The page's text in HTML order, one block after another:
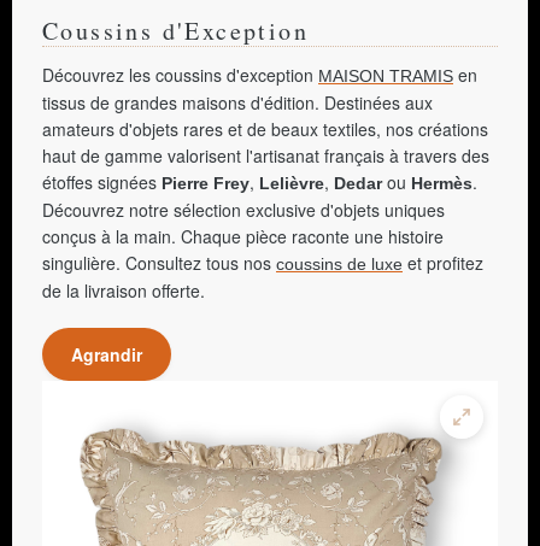
Coussins d'Exception
Découvrez les coussins d'exception MAISON TRAMIS en
tissus de grandes maisons d'édition. Destinées aux
amateurs d'objets rares et de beaux textiles, nos créations
haut de gamme valorisent l'artisanat français à travers des
étoffes signées Pierre Frey, Lelièvre, Dedarou Hermès.
Découvrez notre sélection exclusive d'objets uniques
conçus à la main. Chaque pièce raconte une histoire
singulière. Consultez tous nos coussins de luxe et profitez
de la livraison offerte.
Agrandir